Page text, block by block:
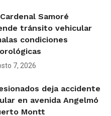
Samoré
tránsito vehicular
condiciones
7, 2026
deja accidente
en avenida Angelmó
Montt